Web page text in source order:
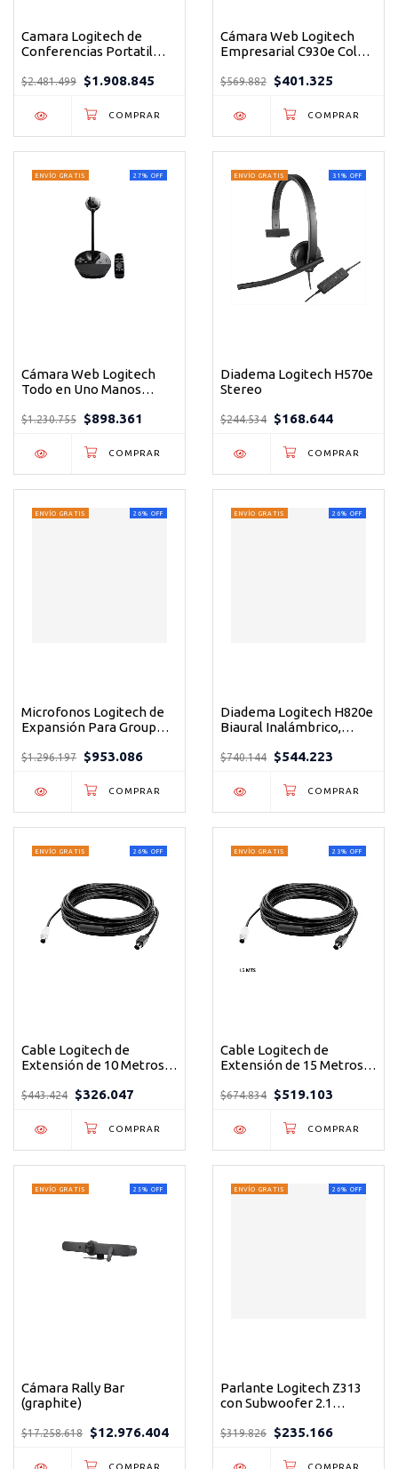
Camara Logitech de
Conferencias Portatil
$2.481.499 $1.908.845
Cámara Web Logitech
Empresarial C930e Color
$569.882 $401.325
27% OFF
ENVÍO GRATIS
Cámara Web Logitech
Todo en Uno Manos
$1.230.755 $898.361
31 % OFF
ENVÍO GRATIS
Diadema Logitech H570e
Stereo
$244.534 $168.644
26% OFF
ENVÍO GRATIS
Microfonos Logitech de
Expansión Para Group
$1.296.197 $953.086
26% OFF
ENVÍO GRATIS
Diadema Logitech H820e
Biaural Inalámbrico,
Compatible Win-mac,
Color Negro
$740.144 $544.223
26% OFF
ENVÍO GRATIS
Cable Logitech de
Extensión de 10 Metros
$443.424 $326.047
23% OFF
ENVÍO GRATIS
Cable Logitech de
Extensión de 15 Metros
$674.834 $519.103
25% OFF
ENVÍO GRATIS
Cámara Rally Bar
(graphite)
$17.258.618 $12.976.404
26% OFF
ENVÍO GRATIS
Parlante Logitech Z313
con Subwoofer 2.1
Negro
$319.826 $235.166